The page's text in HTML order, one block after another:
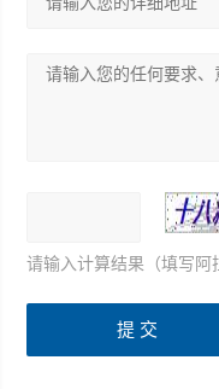
请输入计算结果（填写阿